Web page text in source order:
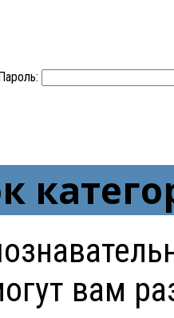
Пароль:
вам